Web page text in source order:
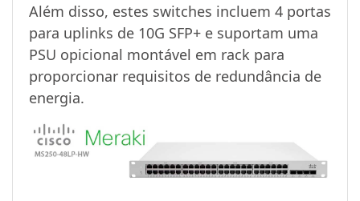
Além disso, estes switches incluem 4 portas
para uplinks de 10G SFP+ e suportam uma
PSU opicional montável em rack para
proporcionar requisitos de redundância de
energia.